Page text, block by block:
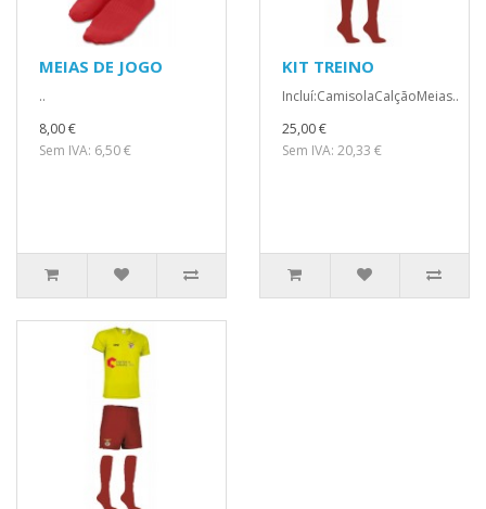
MEIAS DE JOGO
..
8,00 €
Sem IVA: 6,50 €
KIT TREINO
Incluí:CamisolaCalçãoMeias..
25,00 €
Sem IVA: 20,33 €